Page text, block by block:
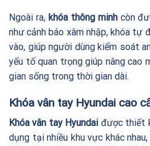
Ngoài ra, khóa thông minhcòn
như cảnh báo xâm nhập, khóa tự
vào, giúp người dùng kiểm soát
yếu tố quan trọng giúp nâng cao
gian sống trong thời gian dài.
Khóa vân tay Hyundai cao
Khóa vân tay Hyundai được thiết
dụng tại nhiều khu vực khác